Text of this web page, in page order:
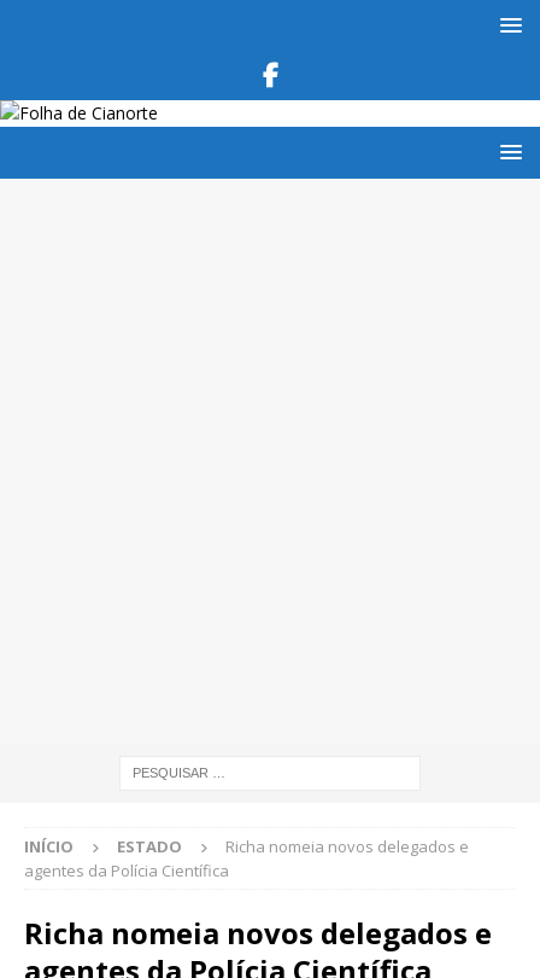
INÍCIO ESTADO
Richa nomeia novos delegados e
agentes da Polícia Científica
Richa nomeia novos delegados e